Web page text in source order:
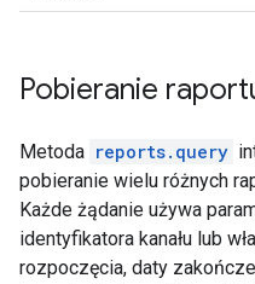
Pobieranie
Metoda reports.query
pobieranie wielu różnych
Każde żądanie używa
identyfikatora kanału lub
rozpoczęcia, daty